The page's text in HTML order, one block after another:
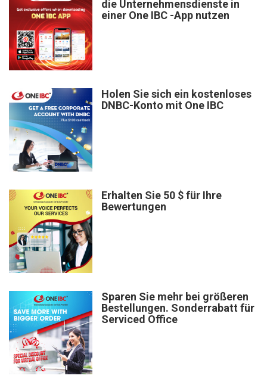
die Unternehmensdienste in
einer One IBC -App nutzen
Holen Sie sich ein kostenloses
DNBC-Konto mit One IBC
Erhalten Sie 50 $ für Ihre
Bewertungen
Sparen Sie mehr bei größeren
Bestellungen. Sonderrabatt für
Serviced Office